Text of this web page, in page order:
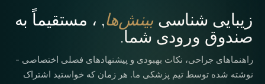
زیبایی شناسیبینش‌ها, ، مستقیماً به
صندوق ورودی شما.
راهنماهای جراحی، نکات بهبودی و پیشنهادهای فصلی اختصاصی -
نوشته شده توسط تیم پزشکی ما. هر زمان که خواستید اشتراک